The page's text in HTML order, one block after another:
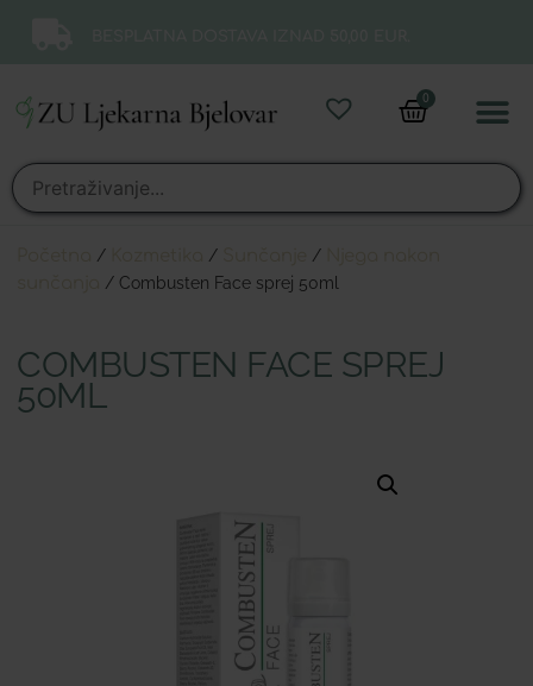
0
/ / /
/ Combusten Face sprej 50ml
COMBUSTEN FACE SPREJ
50ML